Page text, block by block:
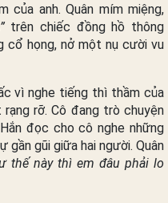
của anh. Quân mím miệng,
trên chiếc đồng hồ thông
cổ họng, nở một nụ cười vu
vì nghe tiếng thì thầm của
rỡ. Cô đang trò chuyện
đọc cho cô nghe những
gũi giữa hai người. Quân
thế này thì em đâu phải lo